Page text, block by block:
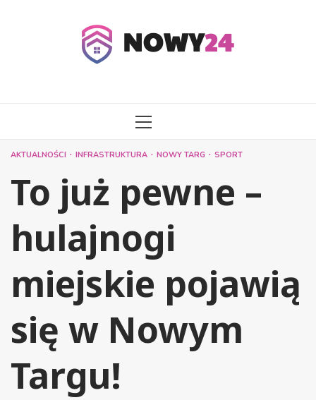
MENU
AKTUALNOŚCI INFRASTRUKTURA NOWY TARG SPORT
To już pewne –
hulajnogi
miejskie pojawią
się w Nowym
Targu!